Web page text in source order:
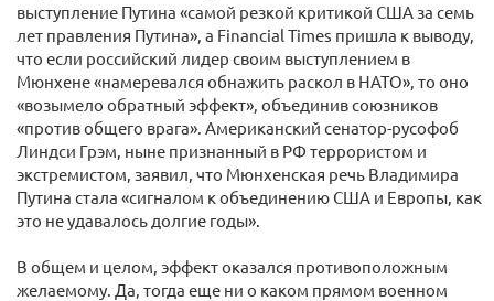
выступление Путина «самой резкой критикой США за семь
лет правления Путина», а Financial Times пришла к выводу,
что если российский лидер своим выступлением в
Мюнхене «намеревался обнажить раскол в НАТО», то оно
«возымело обратный эффект», объединив союзников
«против общего врага». Американский сенатор-русофоб
Линдси Грэм, ныне признанный в РФ террористом и
экстремистом, заявил, что Мюнхенская речь Владимира
Путина стала «сигналом к объединению США и Европы, как
это не удавалось долгие годы».
В общем и целом, эффект оказался противоположным
желаемому. Да, тогда еще ни о каком прямом военном